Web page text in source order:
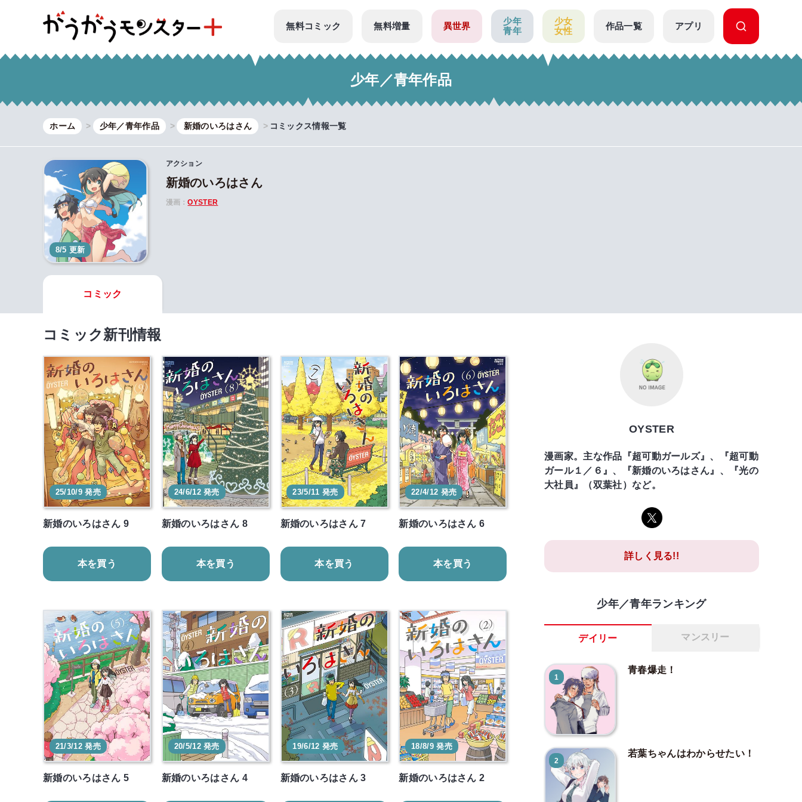
無料コミック 無料増量 異世界
少年
青年
少女
女性
作品一覧 アプリ
少年／青年作品
ホーム 少年／青年作品 新婚のいろはさん コミックス情報一覧
8/5 更新
アクション
新婚のいろはさん
漫画：OYSTER
コミック
コミック新刊情報
25/10/9 発売
新婚のいろはさん 9
本を買う
24/6/12 発売
新婚のいろはさん 8
本を買う
23/5/11 発売
新婚のいろはさん 7
本を買う
22/4/12 発売
新婚のいろはさん 6
本を買う
21/3/12 発売
新婚のいろはさん 5
20/5/12 発売
新婚のいろはさん 4
19/6/12 発売
新婚のいろはさん 3
18/8/9 発売
新婚のいろはさん 2
OYSTER
漫画家。主な作品『超可動ガールズ』、『超可動
ガール１／６』、『新婚のいろはさん』、『光の
大社員』（双葉社）など。
詳しく見る!!
少年／青年ランキング
デイリー マンスリー
1
青春爆走！
2
若葉ちゃんはわからせたい！